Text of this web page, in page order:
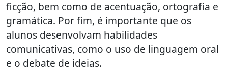
ficção, bem como de acentuação, ortografia e
gramática. Por fim, é importante que os
alunos desenvolvam habilidades
comunicativas, como o uso de linguagem oral
e o debate de ideias.